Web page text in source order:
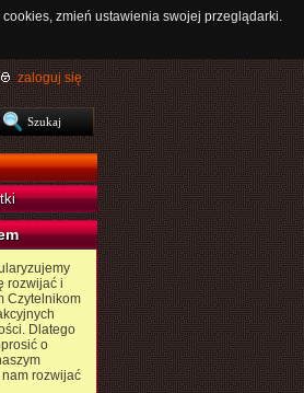
zmień ustawienia swojej przeglądarki.
zaloguj się
rozwijać i
Czytelnikom
Dlatego
o
rozwijać